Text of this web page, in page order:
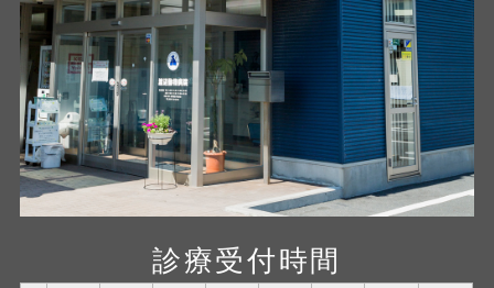
診療受付時間